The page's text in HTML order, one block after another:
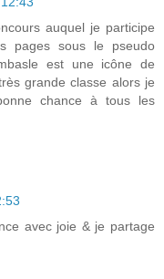
auquel je participe
pages sous le pseudo
est une icône de
grande classe alors je
chance à tous les
avec joie & je partage